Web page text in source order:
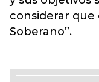
considerar que
Soberano”.